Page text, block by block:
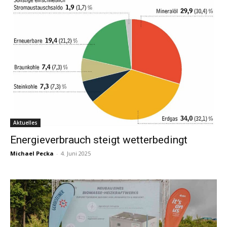
Aktuelles
Energieverbrauch steigt wetterbedingt
Michael Pecka - 4. Juni 2025